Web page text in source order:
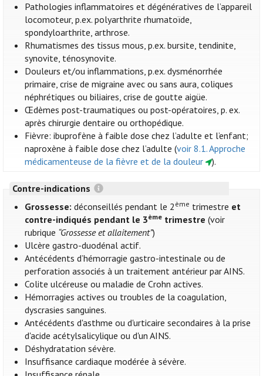
Pathologies inflammatoires et dégénératives de l’appareil
locomoteur, p.ex. polyarthrite rhumatoïde,
spondyloarthrite, arthrose.
Rhumatismes des tissus mous, p.ex. bursite, tendinite,
synovite, ténosynovite.
Douleurs et/ou inflammations, p.ex. dysménorrhée
primaire, crise de migraine avec ou sans aura, coliques
néphrétiques ou biliaires, crise de goutte aigüe.
Œdèmes post-traumatiques ou post-opératoires, p. ex.
après chirurgie dentaire ou orthopédique.
Fièvre: ibuprofène à faible dose chez l’adulte et l’enfant;
naproxène à faible dose chez l’adulte (voir 8.1. Approche
médicamenteuse de la fièvre et de la douleur
).
Contre-indications
Grossesse: déconseillés pendant le 2 ème trimestre et
contre-indiqués pendant le 3ème trimestre (voir
rubrique “Grossesse et allaitement”)
Ulcère gastro-duodénal actif.
Antécédents d’hémorragie gastro-intestinale ou de
perforation associés à un traitement antérieur par AINS.
Colite ulcéreuse ou maladie de Crohn actives.
Hémorragies actives ou troubles de la coagulation,
dyscrasies sanguines.
Antécédents d'asthme ou d'urticaire secondaires à la prise
d'acide acétylsalicylique ou d'un AINS.
Déshydratation sévère.
Insuffisance cardiaque modérée à sévère.